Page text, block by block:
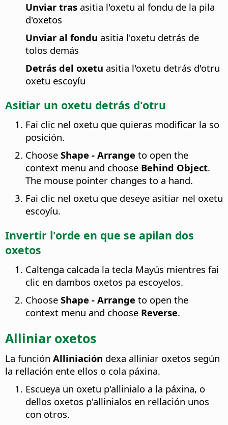
Unviar tras asitia l'oxetu al fondu de la pila
d'oxetos
Unviar al fondu asitia l'oxetu detrás de
tolos demás
Detrás del oxetu asitia l'oxetu detrás d'otru
oxetu escoyíu
Asitiar un oxetu detrás d'otru
Fai clic nel oxetu que quieras modificar la so
posición.
Choose Shape - Arrange to open the
context menu and choose Behind Object.
The mouse pointer changes to a hand.
Fai clic nel oxetu que deseye asitiar nel oxetu
escoyíu.
Invertir l'orde en que se apilan dos
oxetos
Caltenga calcada la tecla Mayús mientres fai
clic en dambos oxetos pa escoyelos.
Choose Shape - Arrange to open the
context menu and choose Reverse.
Alliniar oxetos
La función Alliniación dexa alliniar oxetos según
la rellación ente ellos o cola páxina.
Escueya un oxetu p'allinialo a la páxina, o
dellos oxetos p'allinialos en rellación unos
con otros.